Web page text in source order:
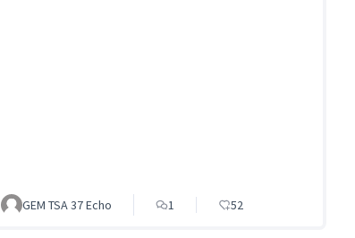
GEM TSA 37 Echo 1 52